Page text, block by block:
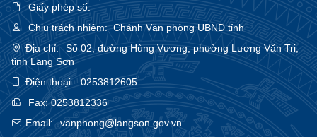
Giấy phép số:
Chịu trách nhiệm:Chánh Văn phòng UBND tỉnh
Địa chỉ:
Số 02, đường Hùng Vương, phường Lương Văn Tri,
tỉnh Lạng Sơn
Điện thoại:
0253812605
Fax:0253812336
Email:
vanphong@langson.gov.vn